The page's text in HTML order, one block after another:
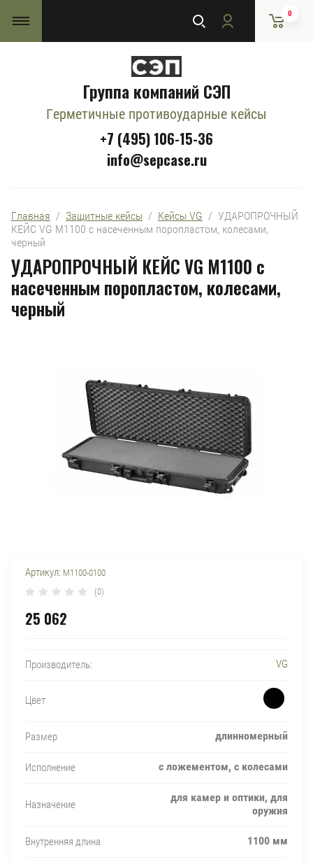
0
Группа компаний СЭП
Герметичные противоударные кейсы
+7 (495) 106-15-36
info@sepcase.ru
Главная
  /
Защитные кейсы
  /
Кейсы VG
  /  УДАРОПРОЧНЫЙ
КЕЙС VG M1100 с насеченным поропластом, колесами,
черный
УДАРОПРОЧНЫЙ КЕЙС VG M1100 с
насеченным поропластом, колесами,
черный
Артикул: M1100-0100
(0)
25 062
Производитель: VG
Цвет
Размер длинномерный
Исполнение с ложементом, с колесами
Назначение
для камер и оптики, для
оружия
Внутренняя длина 1100 мм